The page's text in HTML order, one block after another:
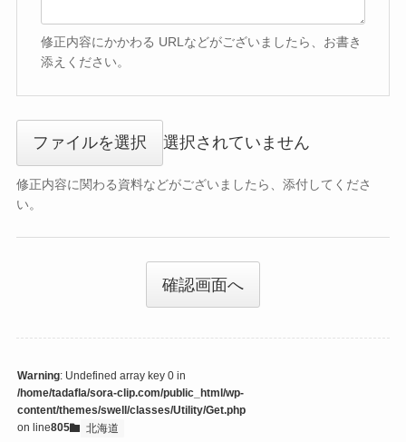
修正内容にかかわる URLなどがございましたら、お書き
添えください。
ファイルを選択 選択されていません
修正内容に関わる資料などがございましたら、添付してくださ
い。
確認画面へ
Warning: Undefined array key 0 in
/home/tadafla/sora-clip.com/public_html/wp-
content/themes/swell/classes/Utility/Get.php
on line805 北海道